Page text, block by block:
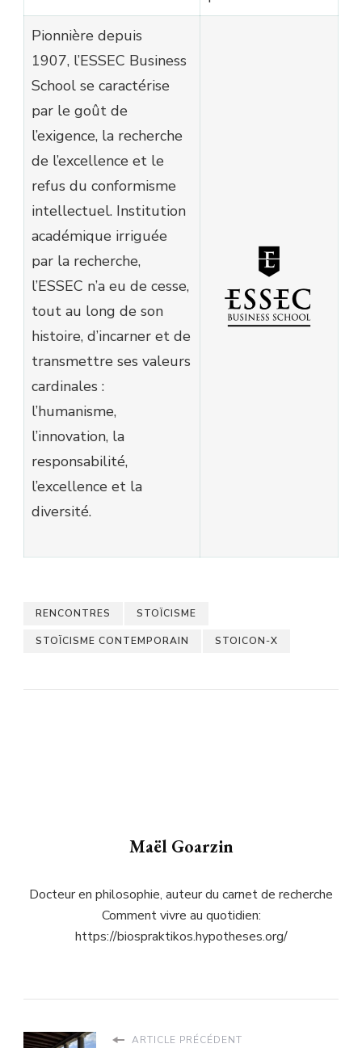
Pionnière depuis
1907, l’ESSEC Business
School se caractérise
par le goût de
l’exigence, la recherche
de l’excellence et le
refus du conformisme
intellectuel. Institution
académique irriguée
par la recherche,
l’ESSEC n’a eu de cesse,
tout au long de son
histoire, d’incarner et de
transmettre ses valeurs
cardinales :
l’humanisme,
l’innovation, la
responsabilité,
l’excellence et la
diversité.
RENCONTRES STOÏCISME
STOÏCISME CONTEMPORAIN STOICON-X
Maël Goarzin
Docteur en philosophie, auteur du carnet de recherche
Comment vivre au quotidien:
https://biospraktikos.hypotheses.org/
ARTICLE PRÉCÉDENT